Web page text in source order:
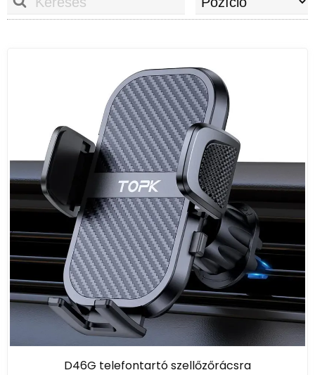
D46G telefontartó szellőzőrácsra